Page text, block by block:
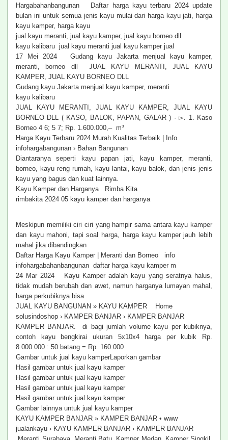
Hargabahanbangunan Daftar harga kayu terbaru 2024 update
bulan ini untuk semua jenis kayu mulai dari harga kayu jati, harga
kayu kamper, harga kayu
jual kayu meranti, jual kayu kamper, jual kayu borneo dll
kayu kalibaru jual kayu meranti jual kayu kamper jual
17 Mei 2024 Gudang kayu Jakarta menjual kayu kamper,
meranti, borneo dll JUAL KAYU MERANTI, JUAL KAYU
KAMPER, JUAL KAYU BORNEO DLL
Gudang kayu Jakarta menjual kayu kamper, meranti
kayu kalibaru
JUAL KAYU MERANTI, JUAL KAYU KAMPER, JUAL KAYU
BORNEO DLL ( KASO, BALOK, PAPAN, GALAR ) · ▻. 1. Kaso
Borneo 4 6; 5 7; Rp. 1.600.000,– m³
Harga Kayu Terbaru 2024 Murah Kualitas Terbaik | Info
infohargabangunan › Bahan Bangunan
Diantaranya seperti kayu papan jati, kayu kamper, meranti,
borneo, kayu reng rumah, kayu lantai, kayu balok, dan jenis jenis
kayu yang bagus dan kuat lainnya.
Kayu Kamper dan Harganya Rimba Kita
rimbakita 2024 05 kayu kamper dan harganya
Meskipun memiliki ciri ciri yang hampir sama antara kayu kamper
dan kayu mahoni, tapi soal harga, harga kayu kamper jauh lebih
mahal jika dibandingkan
Daftar Harga Kayu Kamper | Meranti dan Borneo info
infohargabahanbangunan daftar harga kayu kamper m
24 Mar 2024 Kayu Kamper adalah kayu yang seratnya halus,
tidak mudah berubah dan awet, namun harganya lumayan mahal,
harga perkubiknya bisa
JUAL KAYU BANGUNAN » KAYU KAMPER Home
solusindoshop › KAMPER BANJAR › KAMPER BANJAR
KAMPER BANJAR. di bagi jumlah volume kayu per kubiknya,
contoh kayu bengkirai ukuran 5x10x4 harga per kubik Rp.
8.000.000 : 50 batang = Rp. 160.000
Gambar untuk jual kayu kamperLaporkan gambar
Hasil gambar untuk jual kayu kamper
Hasil gambar untuk jual kayu kamper
Hasil gambar untuk jual kayu kamper
Hasil gambar untuk jual kayu kamper
Gambar lainnya untuk jual kayu kamper
KAYU KAMPER BANJAR » KAMPER BANJAR • www
jualankayu › KAYU KAMPER BANJAR › KAMPER BANJAR